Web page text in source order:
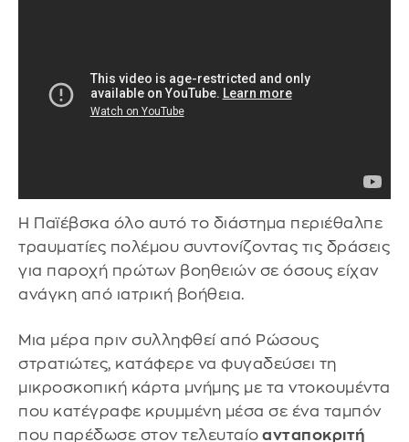
Η Παϊέβσκα όλο αυτό το διάστημα περιέθαλπε
τραυματίες πολέμου συντονίζοντας τις δράσεις
για παροχή πρώτων βοηθειών σε όσους είχαν
ανάγκη από ιατρική βοήθεια.
Μια μέρα πριν συλληφθεί από Ρώσους
στρατιώτες, κατάφερε να φυγαδεύσει τη
μικροσκοπική κάρτα μνήμης με τα ντοκουμέντα
που κατέγραφε κρυμμένη μέσα σε ένα ταμπόν
που παρέδωσε στον τελευταίο ανταποκριτή